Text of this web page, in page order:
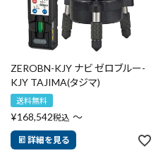
ZEROBN-KJY ナビ ゼロブルー-
KJY TAJIMA(タジマ)
送料無料
¥168,542税込 〜
詳細を見る